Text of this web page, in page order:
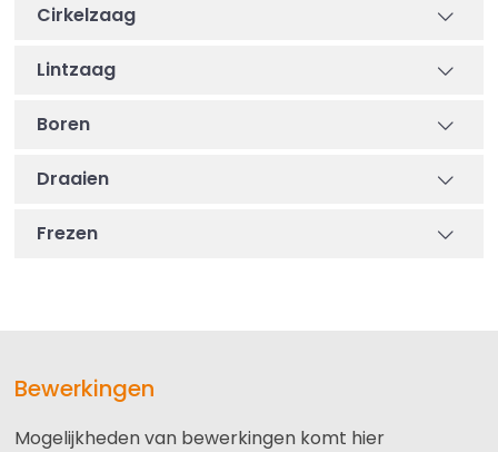
Cirkelzaag
Lintzaag
Boren
Draaien
Frezen
Bewerkingen
Mogelijkheden van bewerkingen komt hier